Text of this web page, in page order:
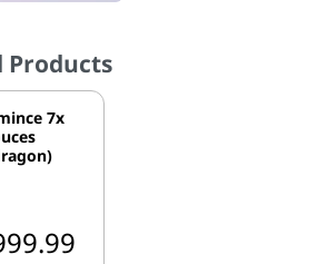
Products
7x